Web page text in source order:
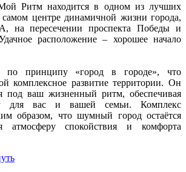
Ритм находится в одном из лучших
центре динамичной жизни города,
пересечении проспекта Победы и
расположение – хорошее начало
по принципу «город в городе», что
комплексное развитие территории. Он
под ваш жизненный ритм, обеспечивая
для вас и вашей семьи. Комплекс
образом, что шумный город остаётся
атмосферу спокойствия и комфорта